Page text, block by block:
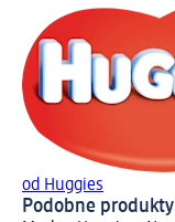
od Huggies
Podobne produkty